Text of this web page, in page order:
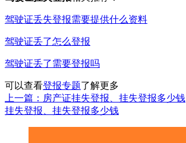
驾驶证丢失登报需要提供什么资料
驾驶证丢了怎么登报
驾驶证丢了需要登报吗
可以查看登报专题了解更多
上一篇：房产证挂失登报、挂失登报多少钱
挂失登报、挂失登报多少钱